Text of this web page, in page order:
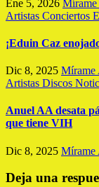
Ene 5, 2026
Artistas Conciertos
¡Eduin Caz
Dic 8, 2025 Mírame
Artistas Discos
Anuel AA desata
que tiene VIH
Dic 8, 2025 Mírame
Deja una